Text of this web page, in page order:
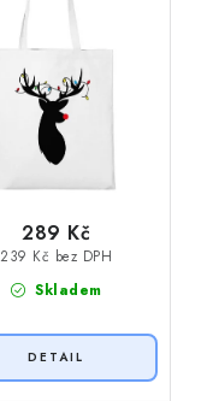
Skladem
239 Kč bez DPH
289 Kč